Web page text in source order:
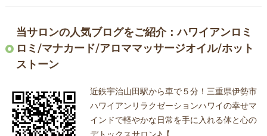
当サロンの人気ブログをご紹介：ハワイアンロミ
ロミ/マナカード/アロママッサージオイル/ホット
ストーン
近鉄宇治山田駅から車で５分！三重県伊勢市
ハワイアンリラクゼーションハワイの幸せマ
インドで軽やかな日常を手に入れる体と心の